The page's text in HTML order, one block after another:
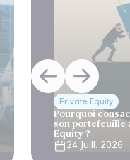
Private Equity
Pourquoi
son portefeuille
Equity ?
24 Juill. 2026